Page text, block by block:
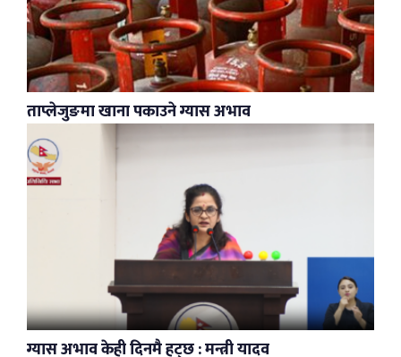
ताप्लेजुङमा खाना पकाउने ग्यास अभाव
ग्यास अभाव केही दिनमै हट्छ : मन्त्री यादव